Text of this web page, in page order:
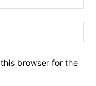
browser for the